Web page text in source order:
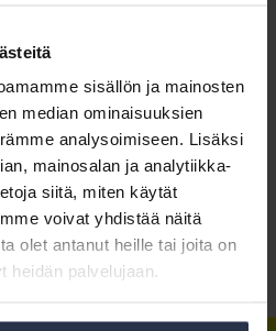
sisällön ja mainosten
median ominaisuuksien
analysoimiseen. Lisäksi
mainosalan ja analytiikka-
siitä, miten käytät
voivat yhdistää näitä
olet antanut heille tai joita on
heidän palvelujaan.
on rajattu
jäsenyritysten
sisään
jäsenyydestä